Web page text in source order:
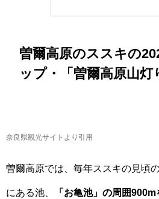
曽爾高原のススキの
ップ・
「曽爾高原山灯
奈良県観光サイトより引用
曽爾高原では、毎年ススキの見頃
にある池、 「お亀池」の周囲